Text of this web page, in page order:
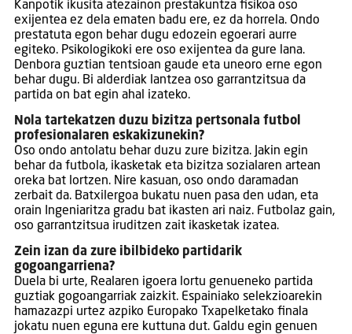
Kanpotik ikusita atezainon prestakuntza fisikoa oso
exijentea ez dela ematen badu ere, ez da horrela. Ondo
prestatuta egon behar dugu edozein egoerari aurre
egiteko. Psikologikoki ere oso exijentea da gure lana.
Denbora guztian tentsioan gaude eta uneoro erne egon
behar dugu. Bi alderdiak lantzea oso garrantzitsua da
partida on bat egin ahal izateko.
Nola tartekatzen duzu bizitza pertsonala futbol
profesionalaren eskakizunekin?
Oso ondo antolatu behar duzu zure bizitza. Jakin egin
behar da futbola, ikasketak eta bizitza sozialaren artean
oreka bat lortzen. Nire kasuan, oso ondo daramadan
zerbait da. Batxilergoa bukatu nuen pasa den udan, eta
orain Ingeniaritza gradu bat ikasten ari naiz. Futbolaz gain,
oso garrantzitsua iruditzen zait ikasketak izatea.
Zein izan da zure ibilbideko partidarik
gogoangarriena?
Duela bi urte, Realaren igoera lortu genueneko partida
guztiak gogoangarriak zaizkit. Espainiako selekzioarekin
hamazazpi urtez azpiko Europako Txapelketako finala
jokatu nuen eguna ere kuttuna dut. Galdu egin genuen